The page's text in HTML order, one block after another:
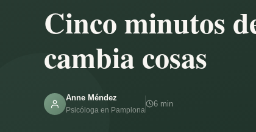
Cinco minutos
cambia cosas
Anne Méndez
Psicóloga en Pamplona
6 min